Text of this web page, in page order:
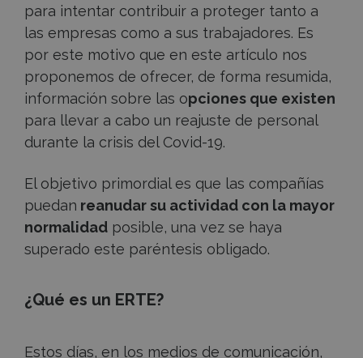
para intentar contribuir a proteger tanto a
las empresas como a sus trabajadores. Es
por este motivo que en este artículo nos
proponemos de ofrecer, de forma resumida,
información sobre las opciones que existen
para llevar a cabo un reajuste de personal
durante la crisis del Covid-19.
El objetivo primordial es que las compañías
puedan reanudar su actividad con la mayor
normalidad posible, una vez se haya
superado este paréntesis obligado.
¿Qué es un ERTE?
Estos días, en los medios de comunicación,